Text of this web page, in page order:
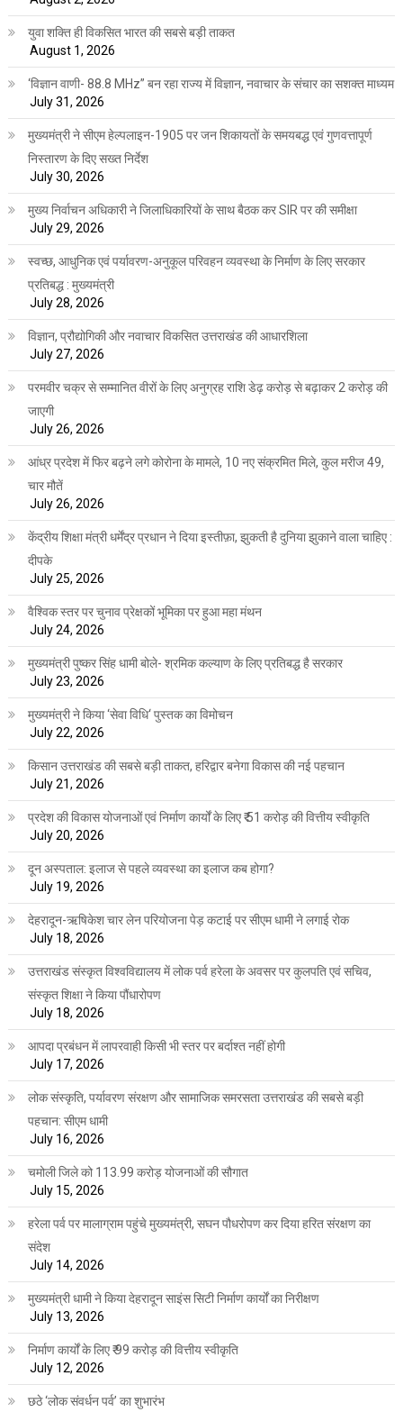
युवा शक्ति ही विकसित भारत की सबसे बड़ी ताकत
August 1, 2026
‘विज्ञान वाणी- 88.8 MHz” बन रहा राज्य में विज्ञान, नवाचार के संचार का सशक्त माध्यम
July 31, 2026
मुख्यमंत्री ने सीएम हेल्पलाइन-1905 पर जन शिकायतों के समयबद्ध एवं गुणवत्तापूर्ण
निस्तारण के दिए सख्त निर्देश
July 30, 2026
मुख्य निर्वाचन अधिकारी ने जिलाधिकारियों के साथ बैठक कर SIR पर की समीक्षा
July 29, 2026
स्वच्छ, आधुनिक एवं पर्यावरण-अनुकूल परिवहन व्यवस्था के निर्माण के लिए सरकार
प्रतिबद्ध : मुख्यमंत्री
July 28, 2026
विज्ञान, प्रौद्योगिकी और नवाचार विकसित उत्तराखंड की आधारशिला
July 27, 2026
परमवीर चक्र से सम्मानित वीरों के लिए अनुग्रह राशि डेढ़ करोड़ से बढ़ाकर 2 करोड़ की
जाएगी
July 26, 2026
आंध्र प्रदेश में फिर बढ़ने लगे कोरोना के मामले, 10 नए संक्रमित मिले, कुल मरीज 49,
चार मौतें
July 26, 2026
केंद्रीय शिक्षा मंत्री धर्मेंद्र प्रधान ने दिया इस्तीफ़ा, झुकती है दुनिया झुकाने वाला चाहिए :
दीपके
July 25, 2026
वैश्विक स्तर पर चुनाव प्रेक्षकों भूमिका पर हुआ महा मंथन
July 24, 2026
मुख्यमंत्री पुष्कर सिंह धामी बोले- श्रमिक कल्याण के लिए प्रतिबद्ध है सरकार
July 23, 2026
मुख्यमंत्री ने किया ‘सेवा विधि‘ पुस्तक का विमोचन
July 22, 2026
किसान उत्तराखंड की सबसे बड़ी ताकत, हरिद्वार बनेगा विकास की नई पहचान
July 21, 2026
प्रदेश की विकास योजनाओं एवं निर्माण कार्यों के लिए ₹ 51 करोड़ की वित्तीय स्वीकृति
July 20, 2026
दून अस्पताल: इलाज से पहले व्यवस्था का इलाज कब होगा?
July 19, 2026
देहरादून-ऋषिकेश चार लेन परियोजना पेड़ कटाई पर सीएम धामी ने लगाई रोक
July 18, 2026
उत्तराखंड संस्कृत विश्वविद्यालय में लोक पर्व हरेला के अवसर पर कुलपति एवं सचिव,
संस्कृत शिक्षा ने किया पौंधारोपण
July 18, 2026
आपदा प्रबंधन में लापरवाही किसी भी स्तर पर बर्दाश्त नहीं होगी
July 17, 2026
लोक संस्कृति, पर्यावरण संरक्षण और सामाजिक समरसता उत्तराखंड की सबसे बड़ी
पहचान: सीएम धामी
July 16, 2026
चमोली जिले को 113.99 करोड़ योजनाओं की सौगात
July 15, 2026
हरेला पर्व पर मालाग्राम पहुंचे मुख्यमंत्री, सघन पौधरोपण कर दिया हरित संरक्षण का
संदेश
July 14, 2026
मुख्यमंत्री धामी ने किया देहरादून साइंस सिटी निर्माण कार्यों का निरीक्षण
July 13, 2026
निर्माण कार्यों के लिए ₹ 99 करोड़ की वित्तीय स्वीकृति
July 12, 2026
छठे ‘लोक संवर्धन पर्व’ का शुभारंभ